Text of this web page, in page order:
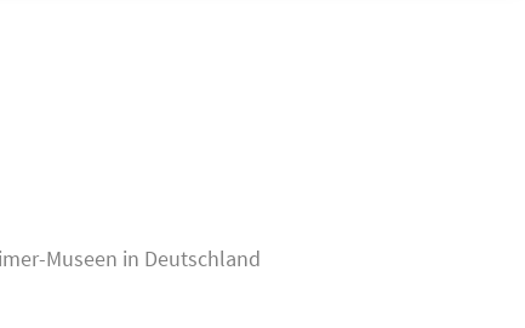
Museen in Deutschland